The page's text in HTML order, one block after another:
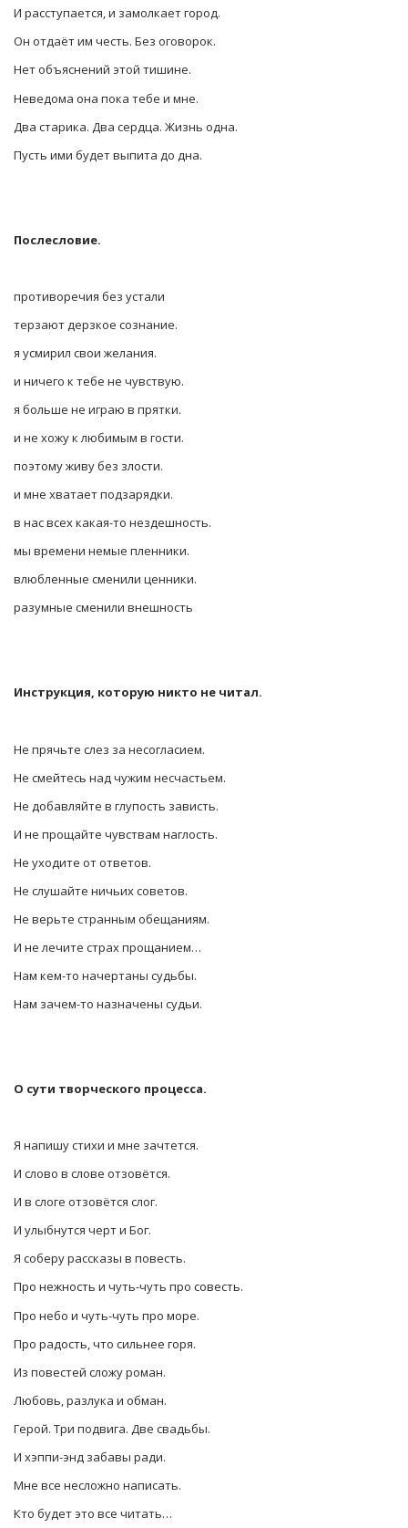
И расступается, и замолкает город.
Он отдаёт им честь. Без оговорок.
Нет объяснений этой тишине.
Неведома она пока тебе и мне.
Два старика. Два сердца. Жизнь одна.
Пусть ими будет выпита до дна.
Послесловие.
противоречия без устали
терзают дерзкое сознание.
я усмирил свои желания.
и ничего к тебе не чувствую.
я больше не играю в прятки.
и не хожу к любимым в гости.
поэтому живу без злости.
и мне хватает подзарядки.
в нас всех какая-то нездешность.
мы времени немые пленники.
влюбленные сменили ценники.
разумные сменили внешность
Инструкция, которую никто не читал.
Не прячьте слез за несогласием.
Не смейтесь над чужим несчастьем.
Не добавляйте в глупость зависть.
И не прощайте чувствам наглость.
Не уходите от ответов.
Не слушайте ничьих советов.
Не верьте странным обещаниям.
И не лечите страх прощанием…
Нам кем-то начертаны судьбы.
Нам зачем-то назначены судьи.
О сути творческого процесса.
Я напишу стихи и мне зачтется.
И слово в слове отзовётся.
И в слоге отзовётся слог.
И улыбнутся черт и Бог.
Я соберу рассказы в повесть.
Про нежность и чуть-чуть про совесть.
Про небо и чуть-чуть про море.
Про радость, что сильнее горя.
Из повестей сложу роман.
Любовь, разлука и обман.
Герой. Три подвига. Две свадьбы.
И хэппи-энд забавы ради.
Мне все несложно написать.
Кто будет это все читать…